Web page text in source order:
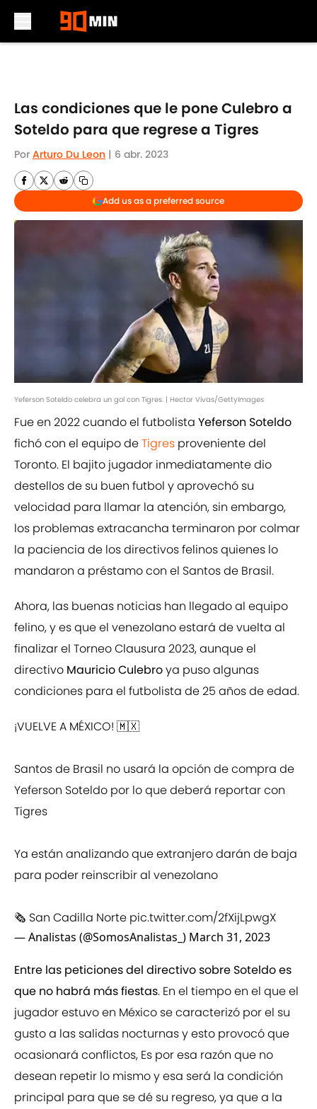
Las condiciones que le pone Culebro a
Soteldo para que regrese a Tigres
Por Arturo Du Leon | 6 abr. 2023
Add us as a preferred source
Yeferson Soteldo celebra un gol con Tigres. | Hector Vivas/GettyImages
Fue en 2022 cuando el futbolista Yeferson Soteldo
fichó con el equipo deTigres proveniente del
Toronto. El bajito jugador inmediatamente dio
destellos de su buen futbol y aprovechó su
velocidad para llamar la atención, sin embargo,
los problemas extracancha terminaron por colmar
la paciencia de los directivos felinos quienes lo
mandaron a préstamo con el Santos de Brasil.
Ahora, las buenas noticias han llegado al equipo
felino, y es que el venezolano estará de vuelta al
finalizar el Torneo Clausura 2023, aunque el
directivo Mauricio Culebroya puso algunas
condiciones para el futbolista de 25 años de edad.
¡VUELVE A MÉXICO! 🇲🇽
Santos de Brasil no usará la opción de compra de
Yeferson Soteldo por lo que deberá reportar con
Tigres
Ya están analizando que extranjero darán de baja
para poder reinscribir al venezolano
🗞️ San Cadilla Norte pic.twitter.com/2fXijLpwgX
— Analistas (@SomosAnalistas_) March 31, 2023
Entre las peticiones del directivo sobre Soteldo es
que no habrá más fiestas. En el tiempo en el que el
jugador estuvo en México se caracterizó por el su
gusto a las salidas nocturnas y esto provocó que
ocasionará conflictos, Es por esa razón que no
desean repetir lo mismo y esa será la condición
principal para que se dé su regreso, ya que a la